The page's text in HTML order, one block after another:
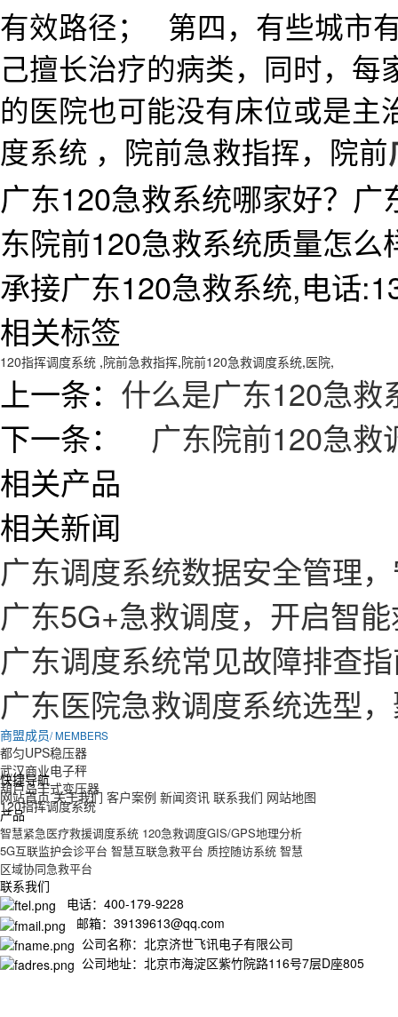
有效路径；
第四，有些城市
己擅长治疗的病类，同时，
的医院也可能没有床位或是主
度系统 ，院前急救指挥，院前
广东120急救系统哪家好？
东院前120急救系统质量怎
承接广东120急救系统,电话
相关标签
120指挥调度系统 ,院前急救指挥,院前120急救调度系统,医院,
上一条： 什么是广东120急救
下一条：
广东院前120急救
相关产品
相关新闻
广东调度系统数据安全管理
广东5G+急救调度，开启智
广东调度系统常见故障排查
广东医院急救调度系统选型
商盟成员/ MEMBERS
都匀UPS稳压器
武汉商业电子秤
葫芦岛干式变压器
120指挥调度系统
快捷导航
网站首页 关于我们 客户案例 新闻资讯 联系我们 网站地图
产品
智慧紧急医疗救援调度系统 120急救调度GIS/GPS地理分析
5G互联监护会诊平台 智慧互联急救平台 质控随访系统 智慧
区域协同急救平台
联系我们
电话：400-179-9228
邮箱：39139613@qq.com
公司名称：北京济世飞讯电子有限公司
公司地址：北京市海淀区紫竹院路116号7层D座805